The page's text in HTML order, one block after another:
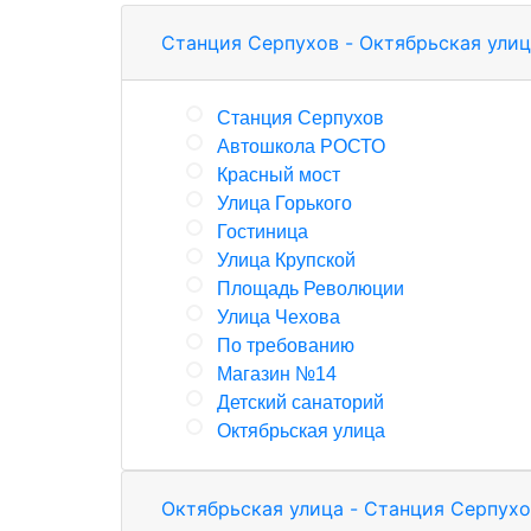
Станция Серпухов - Октябрьская
Станция Серпухов
Автошкола РОСТО
Красный мост
Улица Горького
Гостиница
Улица Крупской
Площадь Революции
Улица Чехова
По требованию
Магазин №14
Детский санаторий
Октябрьская улица
Октябрьская улица - Станция